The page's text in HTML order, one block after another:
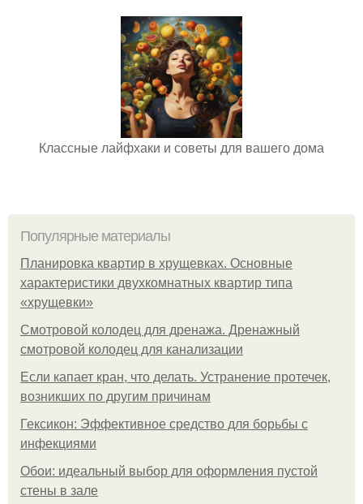
Классные лайфхаки и советы для вашего дома
Популярные материалы
Планировка квартир в хрущевках. Основные
характеристики двухкомнатных квартир типа
«хрущевки»
Смотровой колодец для дренажа. Дренажный
смотровой колодец для канализации
Если капает кран, что делать. Устранение протечек,
возникших по другим причинам
Гексикон: Эффективное средство для борьбы с
инфекциями
Обои: идеальный выбор для оформления пустой
стены в зале